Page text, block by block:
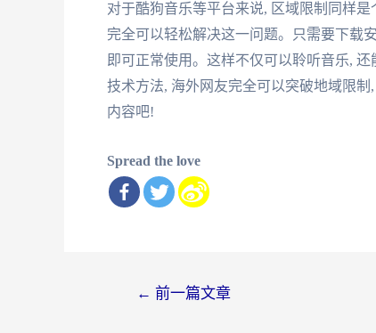
对于酷狗音乐等平台来说, 区域限制同样
完全可以轻松解决这一问题。只需要下载
即可正常使用。这样不仅可以聆听音乐,
技术方法, 海外网友完全可以突破地域限
内容吧!
Spread the love
← 前一篇文章